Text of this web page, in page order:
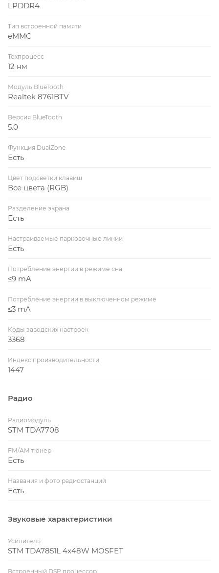
LPDDR4
Тип встроенной памяти
eMMC
Техпроцесс
12 нм
Модуль BlueTooth
Realtek 8761BTV
Версия BlueTooth
5.0
Функция DualZone
Есть
Цвет подсветки клавиш
Все цвета (RGB)
Разделение экрана
Есть
Настраиваемые парковочные линии
Есть
Потребление энергии в режиме сна
≤9 mA
Потребление энергии в выключенном режиме
≤3 mA
Коды заводских настроек
3368
Индекс производительности
1447
Радио
Радиомодуль
STM TDA7708
FM/AM тюнер
Есть
Названия и фото радиостанций
Есть
Звуковые характеристики
Усилитель
STM TDA7851L 4x48W MOSFET
Встроенный DSP процессор